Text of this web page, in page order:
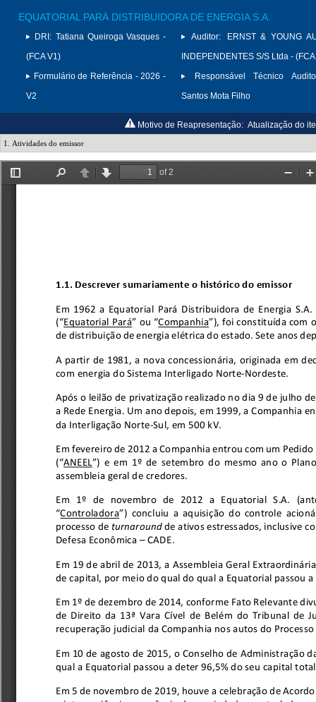
EQUATORIAL PARÁ DISTRIBUIDORA DE ENERGIA S.A.
DRI: Tatiana Queiroga Vasques -
(FCA V1)
Formulário de Referência - 2026 -
V2
Auditor:
ERNST & YOUNG
INDEPENDENTES S/S Ltda -
Responsável Técnico
Santos Mota Filho
Motivo de Reapresentação: Atualização do